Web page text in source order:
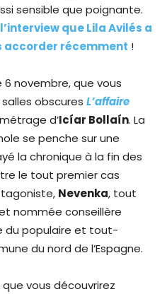
sensible que poignante.
l’interview que Lila Avilés a
accorder récemment !
6 novembre, que vous
obscures L’affaire
d’Icíar Bollaín. La
se penche sur une
la chronique à la fin des
le tout premier cas
Nevenka, tout
nommée conseillère
du populaire et tout-
du nord de l’Espagne.
que vous découvrirez